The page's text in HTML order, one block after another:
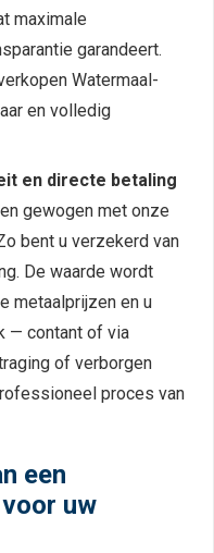
maximale
garandeert.
Watermaal-
en volledig
en directe betaling
gewogen met onze
bent u verzekerd van
De waarde wordt
metaalprijzen en u
— contant of via
of verborgen
proces van
een
uw